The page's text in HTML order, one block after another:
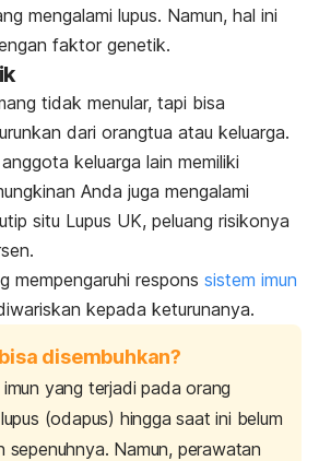
mengalami lupus. Namun, hal ini
faktor genetik.
tidak menular, tapi bisa
dari orangtua atau keluarga.
keluarga lain memiliki
Anda juga mengalami
situ Lupus UK, peluang risikonya
mempengaruhi respons sistem imun
kepada keturunanya.
disembuhkan?
yang terjadi pada orang
(odapus) hingga saat ini belum
sepenuhnya. Namun, perawatan